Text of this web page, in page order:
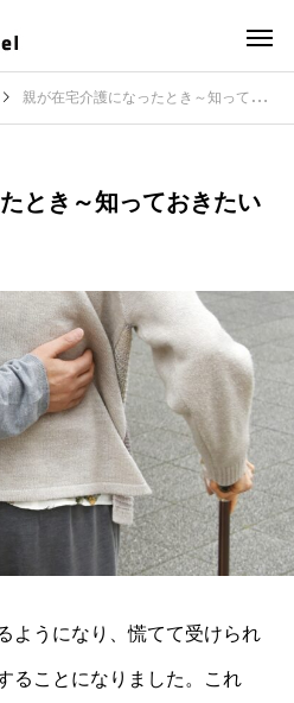
親が在宅介護になったとき～知っておきたい頼れるサポート
とき～知っておきたい
ようになり、慌てて受けられ
ることになりました。これ